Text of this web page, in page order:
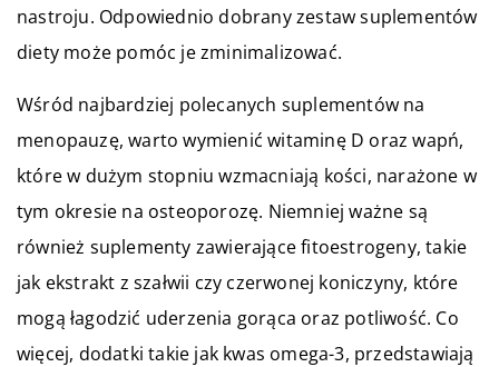
nastroju. Odpowiednio dobrany zestaw suplementów
diety może pomóc je zminimalizować.
Wśród najbardziej polecanych suplementów na
menopauzę, warto wymienić witaminę D oraz wapń,
które w dużym stopniu wzmacniają kości, narażone w
tym okresie na osteoporozę. Niemniej ważne są
również suplementy zawierające fitoestrogeny, takie
jak ekstrakt z szałwii czy czerwonej koniczyny, które
mogą łagodzić uderzenia gorąca oraz potliwość. Co
więcej, dodatki takie jak kwas omega-3, przedstawiają